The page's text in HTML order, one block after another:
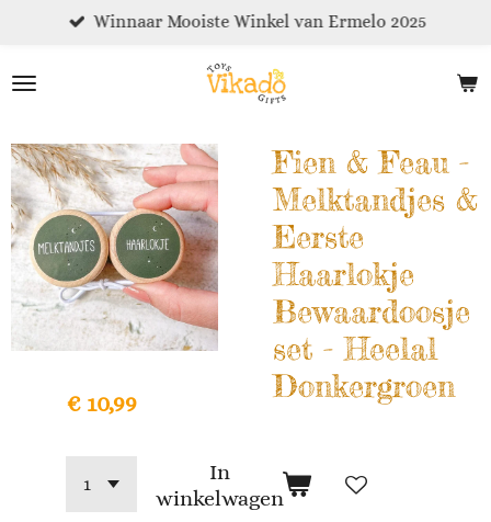
naar
Winnaar Mooiste Winkel van Ermelo 2025
Fien & Feau -
Melktandjes &
Eerste
Haarlokje
Bewaardoosje
set - Heelal
Donkergroen
€ 10,99
In
winkelwagen